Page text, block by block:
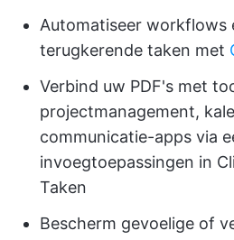
Automatiseer workflows
terugkerende taken met
Verbind uw PDF's met
projectmanagement,
communicatie-apps via
invoegtoepassingen in
Taken
Bescherm gevoelige of